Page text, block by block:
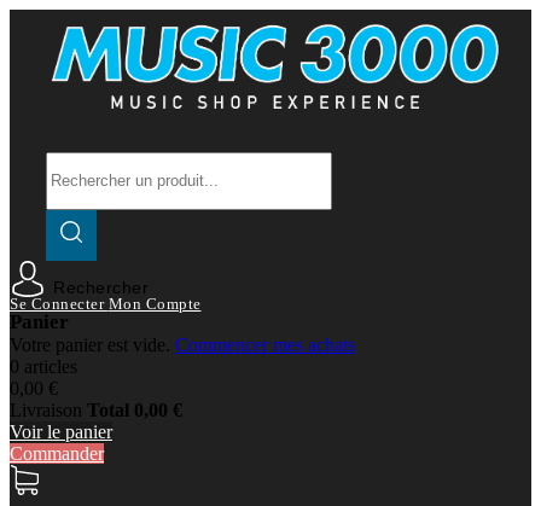
Rechercher
Se Connecter Mon Compte
Panier
Votre panier est vide. Commencer mes achats
0 articles
0,00 €
Livraison Total 0,00 €
Voir le panier
Commander